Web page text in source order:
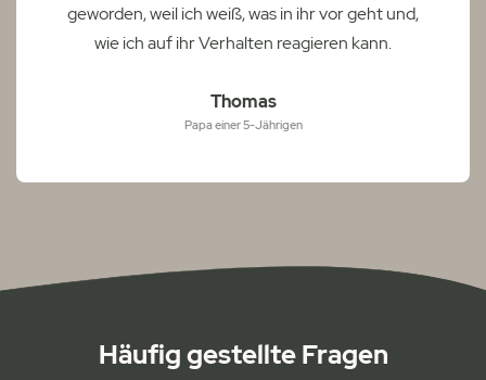
geworden, weil ich weiß, was in ihr vor geht und,
wie ich auf ihr Verhalten reagieren kann.
Thomas
Papa einer 5-Jährigen
Häufig gestellte Fragen